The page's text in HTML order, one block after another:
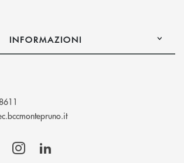
INFORMAZIONI
(si apre l’app di posta